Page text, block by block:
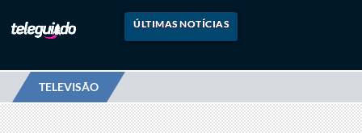
ÚLTIMAS NOTÍCIAS
TELEVISÃO